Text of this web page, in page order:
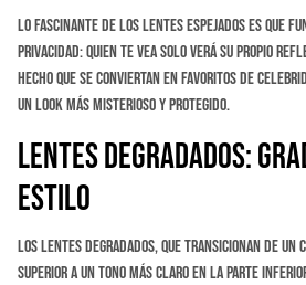
Lo fascinante de los lentes espejados es que
privacidad: quien te vea solo verá su propio
hecho que se conviertan en favoritos de
un look más misterioso y protegido.
Lentes Degradados:
Estilo
Los lentes degradados, que transicionan de
superior a un tono más claro en la parte